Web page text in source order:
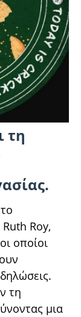
τη
Roy,
οποίοι
τη
μια